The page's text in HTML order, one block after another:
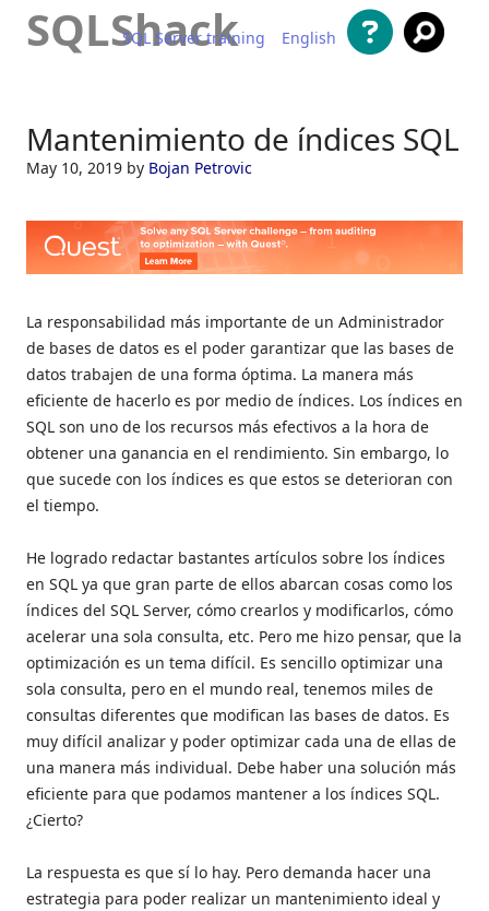
SQLShack
SQL Server training English
Mantenimiento de índices SQL
May 10, 2019 by Bojan Petrovic
La responsabilidad más importante de un Administrador
de bases de datos es el poder garantizar que las bases de
datos trabajen de una forma óptima. La manera más
eficiente de hacerlo es por medio de índices. Los índices en
SQL son uno de los recursos más efectivos a la hora de
obtener una ganancia en el rendimiento. Sin embargo, lo
que sucede con los índices es que estos se deterioran con
el tiempo.
He logrado redactar bastantes artículos sobre los índices
en SQL ya que gran parte de ellos abarcan cosas como los
índices del SQL Server, cómo crearlos y modificarlos, cómo
acelerar una sola consulta, etc. Pero me hizo pensar, que la
optimización es un tema difícil. Es sencillo optimizar una
sola consulta, pero en el mundo real, tenemos miles de
consultas diferentes que modifican las bases de datos. Es
muy difícil analizar y poder optimizar cada una de ellas de
una manera más individual. Debe haber una solución más
eficiente para que podamos mantener a los índices SQL.
¿Cierto?
La respuesta es que sí lo hay. Pero demanda hacer una
estrategia para poder realizar un mantenimiento ideal y